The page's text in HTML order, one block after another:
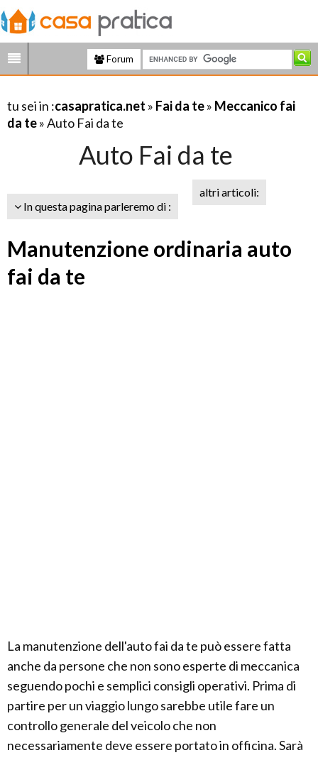
Forum
tu sei in :casapratica.net » Fai da te» Meccanico fai
da te» Auto Fai da te
Auto Fai da te
In questa pagina parleremo di :
altri articoli:
Manutenzione ordinaria auto
fai da te
La manutenzione dell'auto fai da te può essere fatta
anche da persone che non sono esperte di meccanica
seguendo pochi e semplici consigli operativi. Prima di
partire per un viaggio lungo sarebbe utile fare un
controllo generale del veicolo che non
necessariamente deve essere portato in officina. Sarà